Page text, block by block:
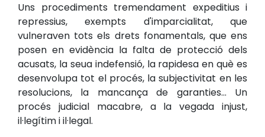
Uns procediments tremendament expeditius i
repressius, exempts d'imparcialitat, que
vulneraven tots els drets fonamentals, que ens
posen en evidència la falta de protecció dels
acusats, la seua indefensió, la rapidesa en què es
desenvolupa tot el procés, la subjectivitat en les
resolucions, la mancança de garanties... Un
procés judicial macabre, a la vegada injust,
il·legítim i il·legal.